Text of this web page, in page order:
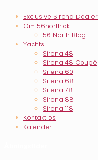
Exclusive Sirena Dealer
Om 56north.dk
56 North Blog
Yachts
Sirena 48
Sirena 48 Coupé
Sirena 60
Sirena 68
Sirena 78
Sirena 88
Sirena 118
Kontakt os
Kalender